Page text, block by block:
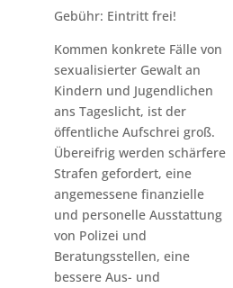
Gebühr: Eintritt frei!
Kommen konkrete Fälle von
sexualisierter Gewalt an
Kindern und Jugendlichen
ans Tageslicht, ist der
öffentliche Aufschrei groß.
Übereifrig werden schärfere
Strafen gefordert, eine
angemessene finanzielle
und personelle Ausstattung
von Polizei und
Beratungsstellen, eine
bessere Aus- und